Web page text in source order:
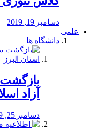
دسامبر 19, 2019
علمی
دانشگاه ها
آزاد
دسامبر 25, 2019